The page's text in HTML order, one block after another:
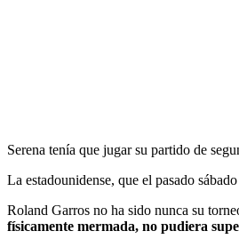
Serena tenía que jugar su partido de
La estadounidense, que el pasado
Roland Garros no ha sido nunca su
físicamente mermada, no pudiera